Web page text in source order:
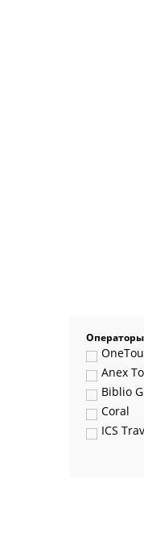
Операторы
Anex
Biblio
Coral
ICS